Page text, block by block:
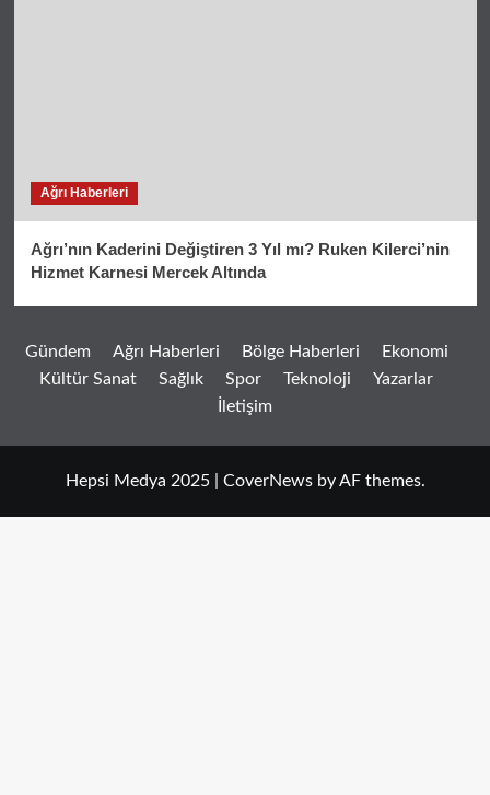
Ağrı Haberleri
Ağrı’nın Kaderini Değiştiren 3 Yıl mı? Ruken Kilerci’nin
Hizmet Karnesi Mercek Altında
Gündem Ağrı Haberleri Bölge Haberleri
Ekonomi
Kültür Sanat
Sağlık Spor Teknoloji
Yazarlar
İletişim
Hepsi Medya 2025 CoverNewsby AF themes.